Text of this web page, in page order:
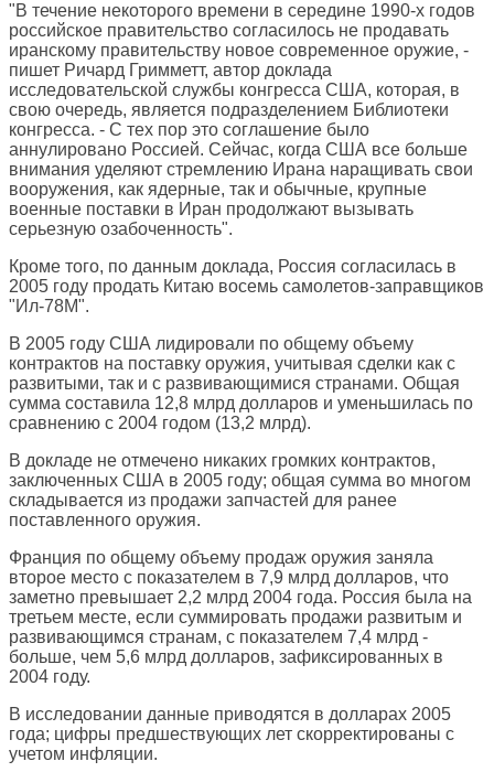
"В течение некоторого времени в середине 1990-х годов
российское правительство согласилось не продавать
иранскому правительству новое современное оружие, -
пишет Ричард Гримметт, автор доклада
исследовательской службы конгресса США, которая, в
свою очередь, является подразделением Библиотеки
конгресса. - С тех пор это соглашение было
аннулировано Россией. Сейчас, когда США все больше
внимания уделяют стремлению Ирана наращивать свои
вооружения, как ядерные, так и обычные, крупные
военные поставки в Иран продолжают вызывать
серьезную озабоченность".
Кроме того, по данным доклада, Россия согласилась в
2005 году продать Китаю восемь самолетов-заправщиков
"Ил-78М".
В 2005 году США лидировали по общему объему
контрактов на поставку оружия, учитывая сделки как с
развитыми, так и с развивающимися странами. Общая
сумма составила 12,8 млрд долларов и уменьшилась по
сравнению с 2004 годом (13,2 млрд).
В докладе не отмечено никаких громких контрактов,
заключенных США в 2005 году; общая сумма во многом
складывается из продажи запчастей для ранее
поставленного оружия.
Франция по общему объему продаж оружия заняла
второе место с показателем в 7,9 млрд долларов, что
заметно превышает 2,2 млрд 2004 года. Россия была на
третьем месте, если суммировать продажи развитым и
развивающимся странам, с показателем 7,4 млрд -
больше, чем 5,6 млрд долларов, зафиксированных в
2004 году.
В исследовании данные приводятся в долларах 2005
года; цифры предшествующих лет скорректированы с
учетом инфляции.